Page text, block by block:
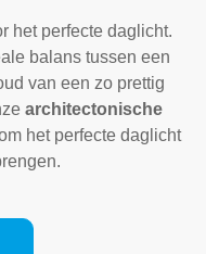
het perfecte daglicht.
balans tussen een
van een zo prettig
architectonische
het perfecte daglicht